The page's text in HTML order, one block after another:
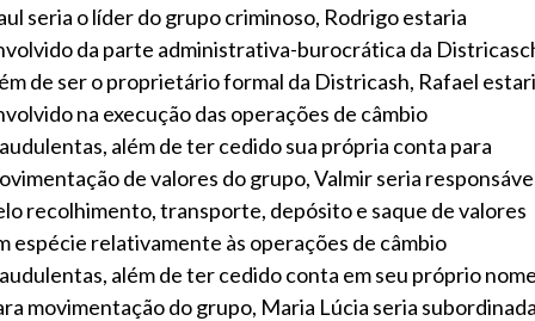
seria o líder do grupo criminoso, Rodrigo estaria
da parte administrativa-burocrática da
de ser o proprietário formal da Districash, Rafael
na execução das operações de câmbio
além de ter cedido sua própria conta para
de valores do grupo, Valmir seria
recolhimento, transporte, depósito e saque de valores
espécie relativamente às operações de câmbio
além de ter cedido conta em seu próprio
movimentação do grupo, Maria Lúcia seria